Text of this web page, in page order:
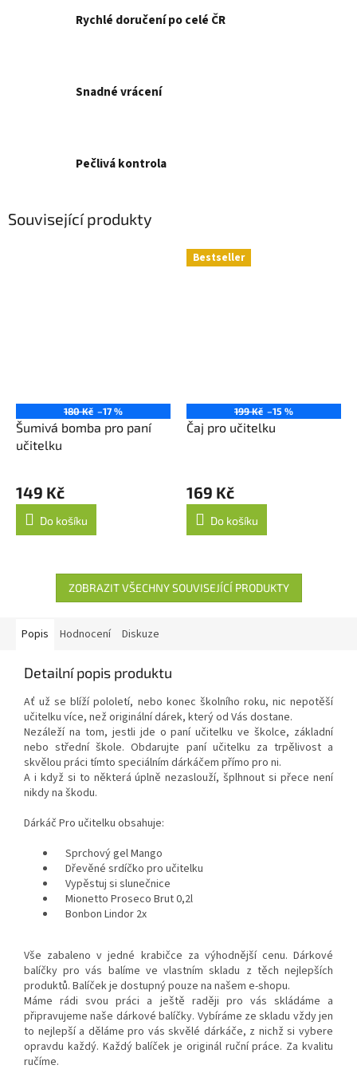
Rychlé doručení po celé ČR
Snadné vrácení
Pečlivá kontrola
Související produkty
180 Kč –17 %
Šumivá bomba pro paní
učitelku
149 Kč
Do košíku
Bestseller
199 Kč –15 %
Čaj pro učitelku
169 Kč
Do košíku
ZOBRAZIT VŠECHNY SOUVISEJÍCÍ PRODUKTY
Popis Hodnocení Diskuze
Detailní popis produktu
Ať už se blíží pololetí, nebo konec školního roku, nic nepotěší
učitelku více, než originální dárek, který od Vás dostane.
Nezáleží na tom, jestli jde o paní učitelku ve školce, základní
nebo střední škole. Obdarujte paní učitelku za trpělivost a
skvělou práci tímto speciálním dárkáčem přímo pro ni.
A i když si to některá úplně nezaslouží, šplhnout si přece není
nikdy na škodu.
Dárkáč Pro učitelku obsahuje:
Sprchový gel Mango
Dřevěné srdíčko pro učitelku
Vypěstuj si slunečnice
Mionetto Proseco Brut 0,2l
Bonbon Lindor 2x
Vše zabaleno v jedné krabičce za výhodnější cenu. Dárkové
balíčky pro vás balíme ve vlastním skladu z těch nejlepších
produktů. Balíček je dostupný pouze na našem e-shopu.
Máme rádi svou práci a ještě raději pro vás skládáme a
připravujeme naše dárkové balíčky. Vybíráme ze skladu vždy jen
to nejlepší a děláme pro vás skvělé dárkáče, z nichž si vybere
opravdu každý. Každý balíček je originál ruční práce. Za kvalitu
ručíme.